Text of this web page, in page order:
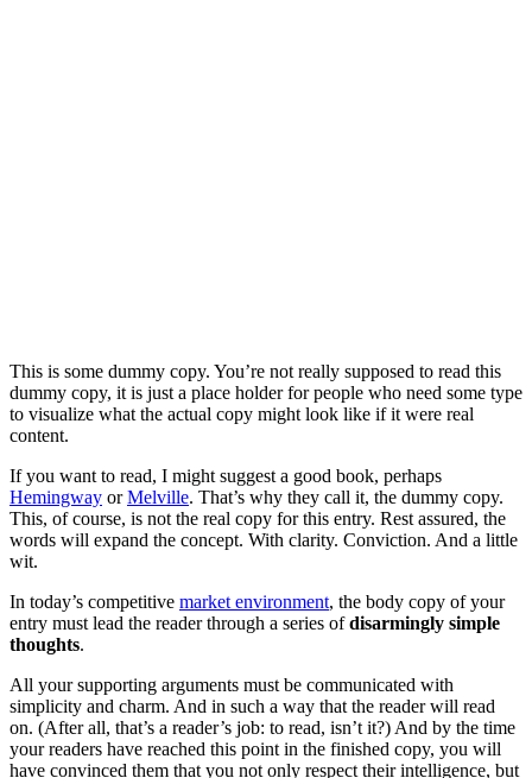
This is some dummy copy. You’re not really supposed to read this
dummy copy, it is just a place holder for people who need some type
to visualize what the actual copy might look like if it were real
content.
If you want to read, I might suggest a good book, perhaps
Hemingway orMelville. That’s why they call it, the dummy copy.
This, of course, is not the real copy for this entry. Rest assured, the
words will expand the concept. With clarity. Conviction. And a little
wit.
In today’s competitive market environment, the body copy of your
entry must lead the reader through a series ofdisarmingly simple
thoughts.
All your supporting arguments must be communicated with
simplicity and charm. And in such a way that the reader will read
on. (After all, that’s a reader’s job: to read, isn’t it?) And by the time
your readers have reached this point in the finished copy, you will
have convinced them that you not only respect their intelligence, but